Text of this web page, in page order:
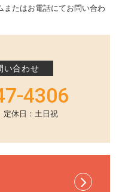
またはお電話にてお問い合わ
い合わせ
4306
休日：土日祝